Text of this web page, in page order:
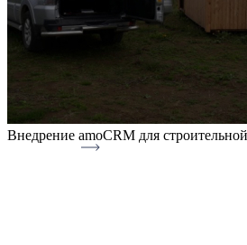
Внедрение amoCRM для